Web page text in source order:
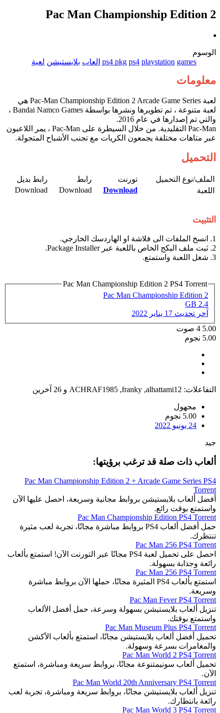
Pac Man Championship Edition 2
الوسوم
games
playstation
ps4
ps4 pkg العاب بلايستيشن لعبة
معلومات
لعبة Pac-Man Championship Edition 2 Arcade Game Series هي
لعبة متنوعة ، تم تطويرها ونشرها بواسطة Bandai Namco Games ،
والتي تم إصدارها في عام 2016.
Pac-Man التقليدية. من خلال السيطرة على Pac-Man ، يمر اللاعبون
عبر متاهات مختلفة يجمعون الكريات مع تجنب الأشباح المتجولة.
التحميل
الملف/نوع التحميل​ تورنت​ رابط​
رابط بديل​
اللعبة​
Download
Download​
Download​
التثبيت
1. انسخ الملفات الى فلاشة او الهاردسك الخارجي.
2. ثبت ملف البكج الخاص باللعبة عبر Package Installer.
3. شغل اللعبة واستمتع.
Pac Man Championship Edition 2 PS4 Torrent
Pac Man Championship Edition 2
2.4 GB
آخر تحديث 17 يناير 2022
5.00
4 صوت
5.00 نجوم
التفاعلات: alhattami12
,
franky
,
ACHRAF1985 و 26 آخرين
مجهول
5.00 نجوم
24 يونيو 2022
جيد
ألعاب ذات صلة قد ترغب برؤيتها:
Pac Man Championship Edition 2 + Arcade Game Series PS4
Torrent
أفضل ألعاب بلايستيشن بروابط مجانية وسريعة، احصل عليها الآن
واستمتع بوقت رائع.
Pac Man Championship Edition PS4 Torrent
حمل أفضل ألعاب PS4 بروابط مباشرة مجانًا، تجربة لعب مثيرة
تنتظرك.
Pac Man 256 PS4 Torrent
احصل على تحميل لعبة PS4 مجانًا عبر التورنت الآن! استمتع بألعاب
رائعة وجذابة بسهولة.
Pac Man 256 PS4 Torrent
استمتع بألعاب PS4 المثيرة مجانًا، حملها الآن بروابط مباشرة
وسريعة.
Pac Man Fever PS4 Torrent
تنزيل ألعاب بلايستيشن بسهولة وسرعة، حمل أفضل الألعاب
واستمتع بوقتك.
Pac Man Museum Plus PS4 Torrent
تحميل أفضل ألعاب بلايستيشن مجانًا، استمتع بألعاب الأكشن
والمغامرات بسرعة وسهولة.
Pac Man World 2 PS4 Torrent
تحميل ألعاب سونيمتنوعة مجانًا، بروابط سريعة ومباشرة، استمتع
الآن.
Pac Man World 20th Anniversary PS4 Torrent
تنزيل ألعاب بلايستيشن مجانًا، بروابط سريعة ومباشرة، تجربة لعب
رائعة بانتظارك.
Pac Man World 3 PS4 Torrent